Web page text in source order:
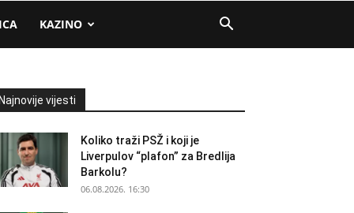
KAZINO
Najnovije vijesti
Koliko traži PSŽ i koji je
Liverpulov “plafon” za Bredlija
Barkolu?
06.08.2026. 16:30